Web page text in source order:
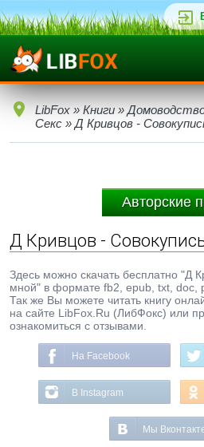
LibFox » Книги »
Секс » Д Кривцов -
Авторские
Д Кривцов -
Здесь можно скачать бесплатно "Д
мной" в формате fb2, epub, txt, doc,
Так же Вы можете читать книгу
на сайте LibFox.Ru (ЛибФокс) или
ознакомиться с отзывами.
На Facebook
В Instagram
Мы